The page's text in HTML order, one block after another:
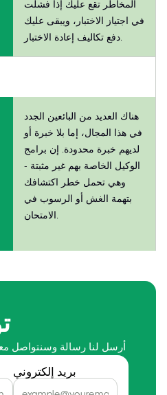
المخاطر تقع عليك إذا فشلت
في اجتياز الاختبار، ويبقى عليك
هناك العديد من البائعين الجدد
في هذا المجال، إما بلا خبرة أو
لديهم خبرة محدودة. إن برامج
الوكيل الخاصة بهم غير مثبتة -
وهي تحمل خطر اكتشافك
بتهمة الغش أو الرسوب في
أرسل لنا رسالة
بريد إلكتروني